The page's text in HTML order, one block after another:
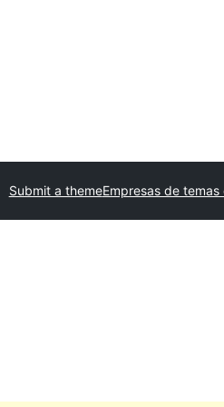
Submit a themeEmpresas de temas